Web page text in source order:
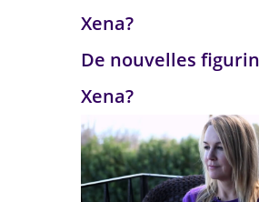
Xena?
De nouvelles
Xena?